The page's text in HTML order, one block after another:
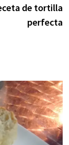
de tortilla
perfecta